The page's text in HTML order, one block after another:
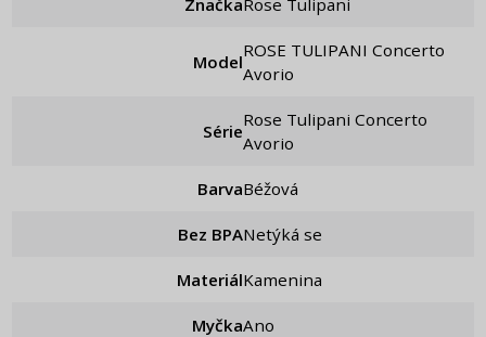
Model
ROSE TULIPANI Concerto
Avorio
Série
Rose Tulipani Concerto
Avorio
Barva Béžová
Bez BPA Netýká se
Materiál Kamenina
Myčka Ano